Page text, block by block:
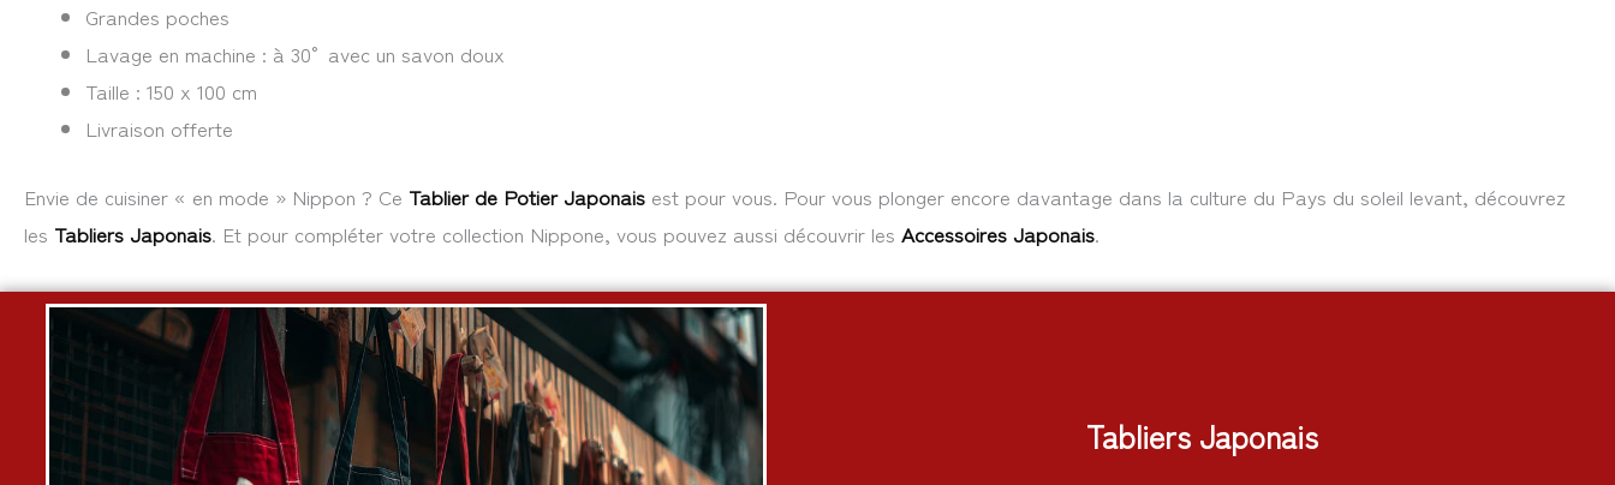
Grandes poches
Lavage en machine : à 30° avec un savon doux
Taille : 150 x 100 cm
Livraison offerte
Envie de cuisiner « en mode » Nippon ? Ce Tablier de Potier Japonais est pour vous. Pour vous plonger encore davantage dans la culture du Pays du soleil levant, découvrez
les Tabliers Japonais. Et pour compléter votre collection Nippone, vous pouvez aussi découvrir les Accessoires Japonais.
Tabliers Japonais